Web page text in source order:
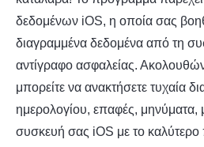
δεδομένων iOS, η οποία σας
διαγραμμένα δεδομένα από τη
αντίγραφο ασφαλείας.
μπορείτε να ανακτήσετε τυχαία
ημερολογίου, επαφές, μηνύματα,
συσκευή σας iOS με το